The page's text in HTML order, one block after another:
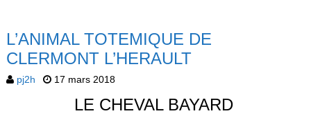
L’ANIMAL TOTEMIQUE DE
CLERMONT L’HERAULT
pj2h 17 mars 2018
LE CHEVAL BAYARD